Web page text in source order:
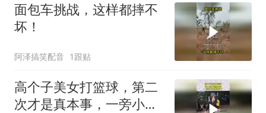
面包车挑战，这样都摔不
坏！
阿泽搞笑配音 1跟贴
高个子美女打篮球，第二
次才是真本事，一旁小伙